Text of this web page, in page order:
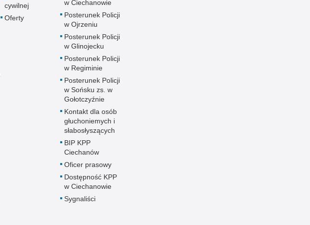
cywilnej
Oferty
w Ciechanowie
Posterunek Policji
w Ojrzeniu
Posterunek Policji
w Glinojecku
Posterunek Policji
w Regiminie
Posterunek Policji
w Sońsku zs. w
Gołotczyźnie
Kontakt dla osób
głuchoniemych i
słabosłyszących
BIP KPP
Ciechanów
Oficer prasowy
Dostępność KPP
w Ciechanowie
Sygnaliści